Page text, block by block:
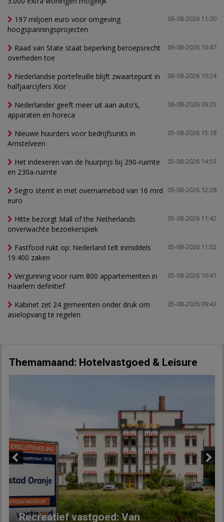
06-08-2026 11:00
197 miljoen euro voor omgeving
hoogspanningsprojecten
06-08-2026 10:47
Raad van State staat beperking beroepsrecht
overheden toe
06-08-2026 10:24
Nederlandse portefeuille blijft zwaartepunt in
halfjaarcijfers Xior
06-08-2026 09:25
Nederlander geeft meer uit aan auto’s,
apparaten en horeca
05-08-2026 15:18
Nieuwe huurders voor bedrijfsunits in
Amstelveen
05-08-2026 14:53
Het indexeren van de huurprijs bij 290-ruimte
en 230a-ruimte
05-08-2026 12:28
Segro stemt in met overnamebod van 16 mrd
euro
05-08-2026 11:42
Hitte bezorgt Mall of the Netherlands
onverwachte bezoekerspiek
05-08-2026 11:02
Fastfood rukt op: Nederland telt inmiddels
19.400 zaken
05-08-2026 10:41
Vergunning voor ruim 800 appartementen in
Haarlem definitief
05-08-2026 09:43
Kabinet zet 24 gemeenten onder druk om
asielopvang te regelen
Themamaand: Hotelvastgoed & Leisure
Recreatief vastgoed: Van
Next